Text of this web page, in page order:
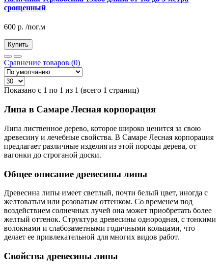
срощенный
600 р. /пог.м
Купить
Сравнение товаров (0)
Показано с 1 по 1 из 1 (всего 1 страниц)
Липа в Самаре Лесная корпорация
Липа лиственное дерево, которое широко ценится за свою
древесину и лечебные свойства. В Самаре Лесная корпорация
предлагает различные изделия из этой породы дерева, от
вагонки до строганой доски.
Общее описание древесины липы
Древесина липы имеет светлый, почти белый цвет, иногда с
желтоватым или розоватым оттенком. Со временем под
воздействием солнечных лучей она может приобретать более
желтый оттенок. Структура древесины однородная, с тонкими
волокнами и слабозаметными годичными кольцами, что
делает ее привлекательной для многих видов работ.
Свойства древесины липы